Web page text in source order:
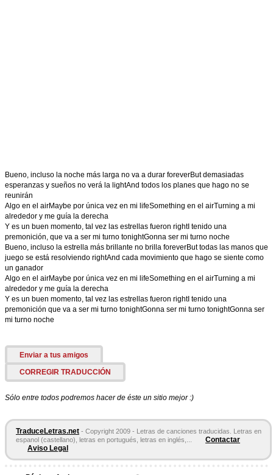
Bueno, incluso la noche más larga no va a durar foreverBut demasiadas
esperanzas y sueños no verá la lightAnd todos los planes que hago no se
reunirán
Algo en el airMaybe por única vez en mi lifeSomething en el airTurning a mi
alrededor y me guía la derecha
Y es un buen momento, tal vez las estrellas fueron rightI tenido una
premonición, que va a ser mi turno tonightGonna ser mi turno noche
Bueno, incluso la estrella más brillante no brilla foreverBut todas las manos que
juego se está resolviendo rightAnd cada movimiento que hago se siente como
un ganador
Algo en el airMaybe por única vez en mi lifeSomething en el airTurning a mi
alrededor y me guía la derecha
Y es un buen momento, tal vez las estrellas fueron rightI tenido una
premonición que va a ser mi turno tonightGonna ser mi turno tonightGonna ser
mi turno noche
Enviar a tus amigos
CORREGIR TRADUCCIÓN
Sólo entre todos podremos hacer de éste un sitio mejor :)
TraduceLetras.net - Copyright 2009 - Letras de canciones traducidas. Letras en
espanol (castellano), letras en portugués, letras en inglés,...
Contactar
Aviso Legal